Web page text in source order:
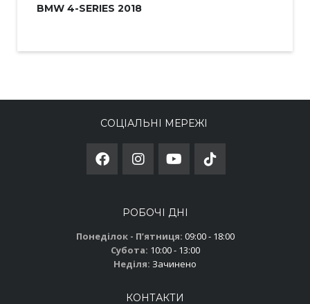
BMW 4-SERIES 2018
СОЦІАЛЬНІ МЕРЕЖІ
РОБОЧІ ДНІ
Понеділок - Пʼятниця: 09:00 - 18:00
Субота: 10:00 - 13:00
Неділя: Зачинено
КОНТАКТИ